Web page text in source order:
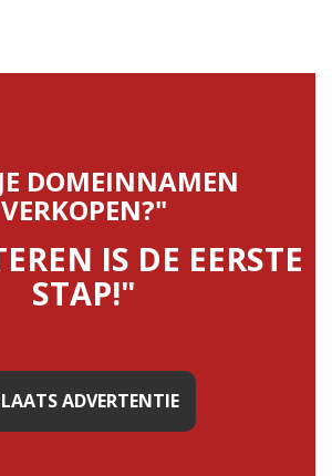
DOMEINNAMEN
VERKOPEN?"
IS DE EERSTE
STAP!"
ADVERTENTIE